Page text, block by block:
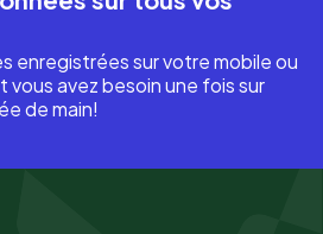
enregistrées sur votre mobile ou
avez besoin une fois sur
de main!